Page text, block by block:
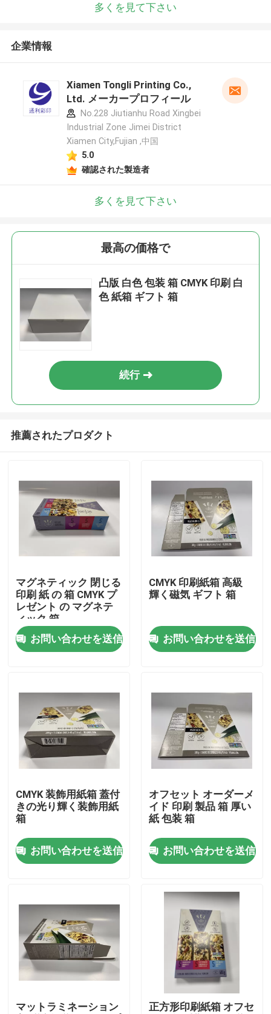
ビデオ
工場 ツアー
品質管理
ニュース
引金 を 求め て ください
ペーパー ギフト用の箱
多くを見て下さい
企業情報
Xiamen Tongli Printing Co.,
Ltd. メーカープロフィール
No.228 Jiutianhu Road Xingbei
Industrial Zone Jimei District
Xiamen City,Fujian ,中国
5.0
確認された製造者
多くを見て下さい
最高の価格で
凸版 白色 包装 箱 CMYK 印刷 白
色 紙箱 ギフト 箱
続行
推薦されたプロダクト
マグネティック 閉じる
印刷 紙 の 箱 CMYK プ
レゼント の マグネテ
ィック 箱
お問い合わせを送信
CMYK 印刷紙箱 高級
輝く磁気 ギフト 箱
お問い合わせを送信
CMYK 装飾用紙箱 蓋付
きの光り輝く装飾用紙
箱
お問い合わせを送信
オフセット オーダーメ
イド 印刷 製品 箱 厚い
紙 包装 箱
お問い合わせを送信
マットラミネーション
正方形印刷紙箱 オフセ